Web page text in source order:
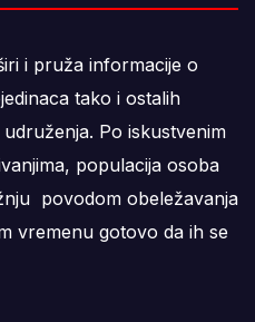
i pruža informacije o
tako i ostalih
Po iskustvenim
populacija osoba
povodom obeležavanja
vremenu gotovo da ih se